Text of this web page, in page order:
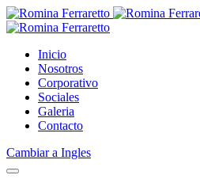
Inicio
Nosotros
Corporativo
Sociales
Galeria
Contacto
Cambiar a Ingles